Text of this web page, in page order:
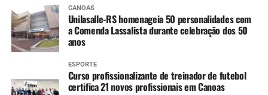
CANOAS
Unilasalle-RS homenageia 50 personalidades com
a Comenda Lassalista durante celebração dos 50
anos
ESPORTE
Curso profissionalizante de treinador de futebol
certifica 21 novos profissionais em Canoas